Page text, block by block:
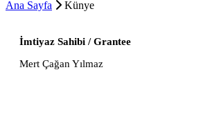
Ana Sayfa Künye
İmtiyaz Sahibi / Grantee
Mert Çağan Yılmaz